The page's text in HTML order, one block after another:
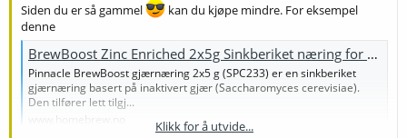
Siden du er så gammel
kan du kjøpe mindre. For eksempel
denne
BrewBoost Zinc Enriched 2x5g Sinkberiket næring for gjær - Strømmen Hjemmebrygg AS
Pinnacle BrewBoost gjærnæring 2x5 g (SPC233) er en sinkberiket
gjærnæring basert på inaktivert gjær (Saccharomyces cerevisiae).
Den tilfører lett tilgj...
www.homebrew.no
Klikk for å utvide...